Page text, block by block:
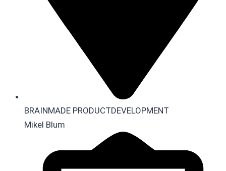
BRAINMADE PRODUCTDEVELOPMENT
Mikel Blum